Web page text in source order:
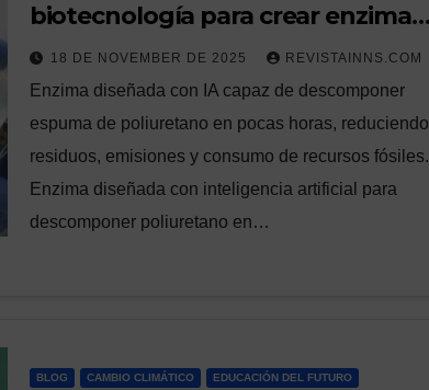
biotecnología para crear enzima
450 veces más eficiente en
reciclaje de poliuretano
18 DE NOVEMBER DE 2025 REVISTAINNS.COM
Enzima diseñada con IA capaz de descomponer
espuma de poliuretano en pocas horas, reduciendo
residuos, emisiones y consumo de recursos fósiles.
Enzima diseñada con inteligencia artificial para
descomponer poliuretano en…
BLOG CAMBIO CLIMÁTICO EDUCACIÓN DEL FUTURO